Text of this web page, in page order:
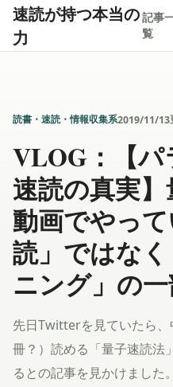
速読が持つ本当の
力
記事
覧
読書・速読・情報収集系2019/11/13
VLOG：【
速読の真実
動画でやっ
読」ではな
ニング」の
先日Twitterを見ていたら
冊？）読める「量子速読法
るとの記事を見かけました